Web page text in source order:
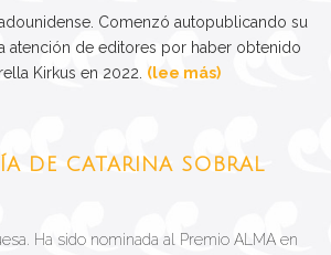
Comenzó autopublicando su
atención de editores por haber obtenido
Kirkus en 2022. (lee más)
DE CATARINA SOBRAL
Ha sido nominada al Premio ALMA en